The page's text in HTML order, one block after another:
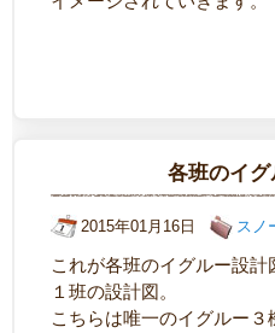
各班のイグ
2015年01月16日 スノ
これが各班のイグルー設計
１班の設計図。
こちらは唯一のイグルー３